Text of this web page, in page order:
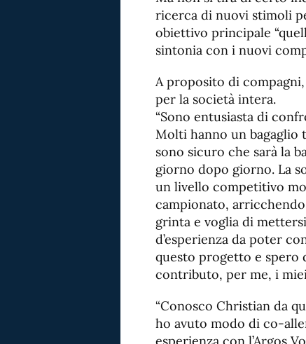
ricerca di nuovi stimoli
obiettivo principale
sintonia con i nuovi
A proposito di
per la società intera.
“Sono entusiasta di
Molti hanno un
sono sicuro che sarà la
giorno dopo giorno. La
un livello competitivo
campionato,
grinta e voglia di
d’esperienza da poter
questo progetto e spero
contributo, per me, i
“Conosco Christian da
ho avuto modo di co-